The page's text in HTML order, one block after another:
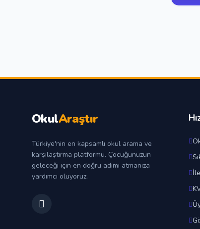
OkulAraştır
Türkiye'nin en kapsamlı okul arama ve
karşılaştırma platformu. Çocuğunuzun
geleceği için en doğru adımı atmanıza
yardımcı oluyoruz.